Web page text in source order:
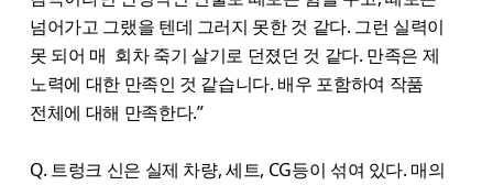
넘어가고 그랬을 텐데 그러지 못한 것 같다. 그런 실력이
못 되어 매 회차 죽기 살기로 던졌던 것 같다. 만족은 제
노력에 대한 만족인 것 같습니다. 배우 포함하여 작품
전체에 대해 만족한다.”
Q. 트렁크 신은 실제 차량, 세트, CG등이 섞여 있다. 매의